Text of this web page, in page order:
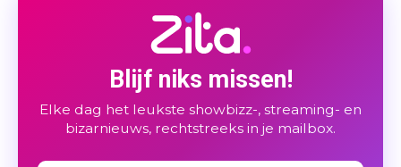
Blijf niks missen!
Elke dag het leukste showbizz-, streaming- en
bizarnieuws, rechtstreeks in je mailbox.